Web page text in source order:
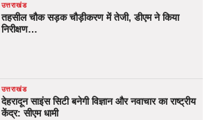
उत्तराखंड
तहसील चौक सड़क चौड़ीकरण में तेजी, डीएम ने किया
निरीक्षण…
उत्तराखंड
देहरादून साइंस सिटी बनेगी विज्ञान और नवाचार का राष्ट्रीय
केंद्र: सीएम धामी